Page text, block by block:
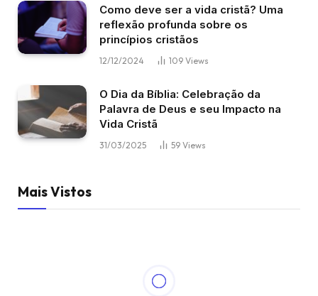
Como deve ser a vida cristã? Uma
reflexão profunda sobre os
princípios cristãos
12/12/2024 109 Views
O Dia da Bíblia: Celebração da
Palavra de Deus e seu Impacto na
Vida Cristã
31/03/2025 59 Views
Mais Vistos